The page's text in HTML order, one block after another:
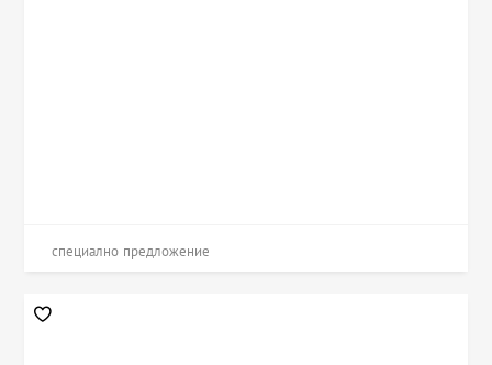
специално предложение